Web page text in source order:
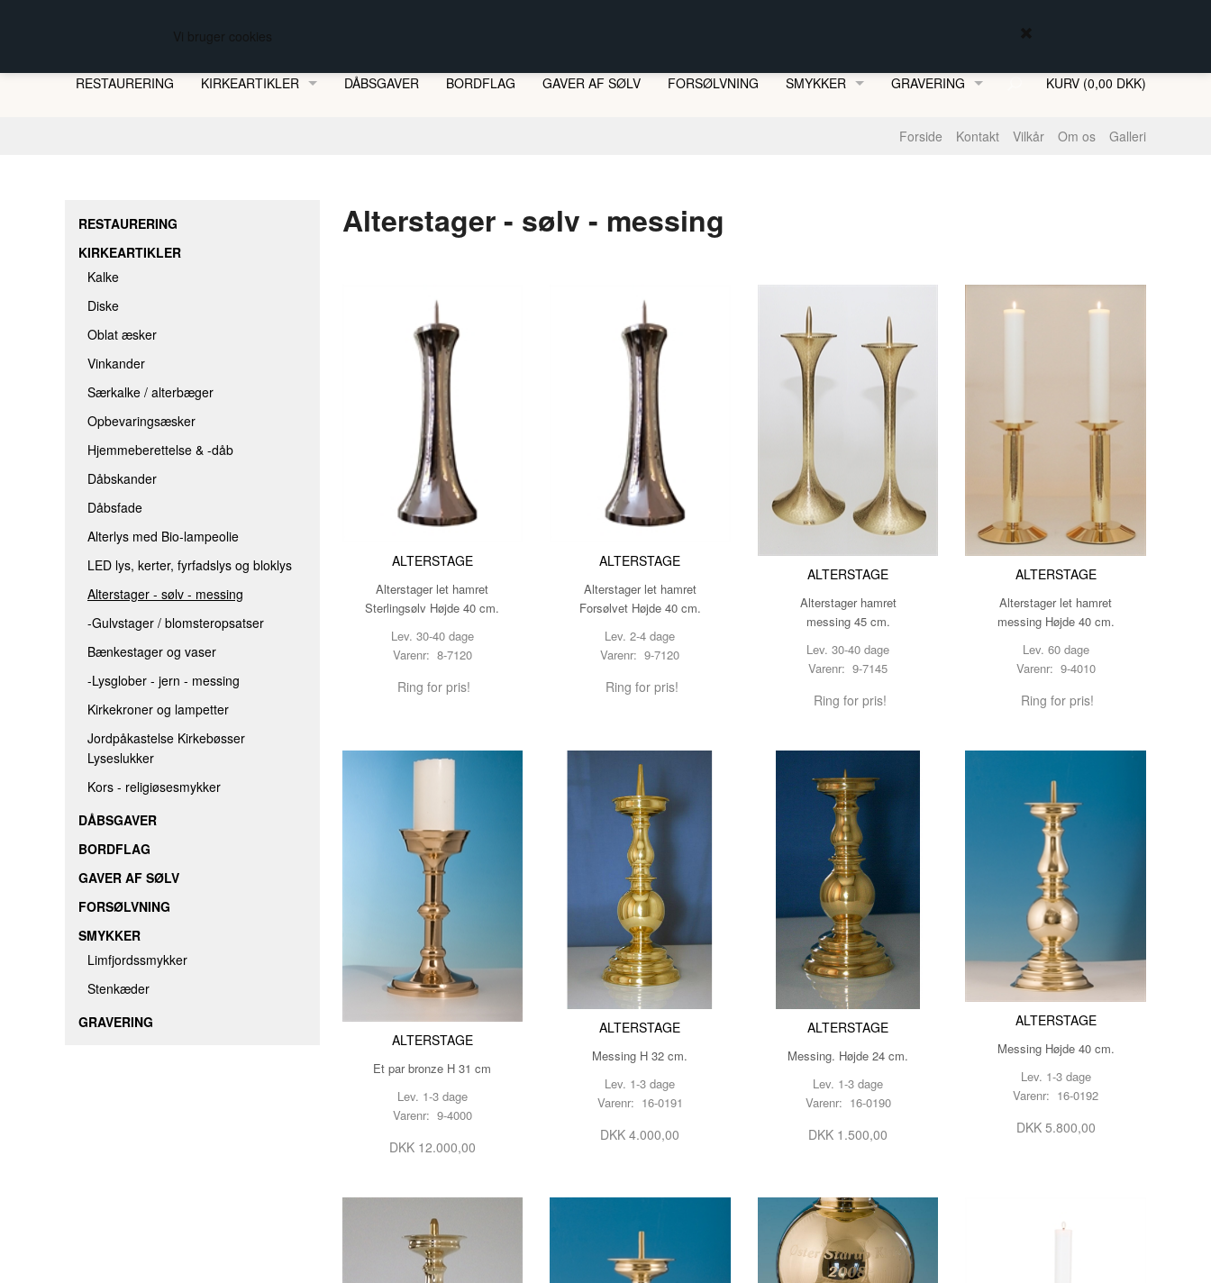
Vi bruger cookies
FREDBERG KIRKESØLVSMEDEN
RESTAURERING
KIRKEARTIKLER
ALTERLYS MED BIO-LAMPEOLIE
LED LYS, KERTER, FYRFADSLYS OG BLOKLYS
-GULVSTAGER / BLOMSTEROPSATSER
-LYSGLOBER - JERN - MESSING
KIRKEKRONER OG LAMPETTER
JORDPÅKASTELSE KIRKEBØSSER LYSESLUKKER
KORS - RELIGIØSESMYKKER
DÅBSGAVER BORDFLAG GAVER AF SØLV FORSØLVNING
SMYKKER
GRAVERING KURV (0,00 DKK)
Forside Kontakt Vilkår Om os Galleri
RESTAURERING
KIRKEARTIKLER
Kalke
Diske
Oblat æsker
Vinkander
Særkalke / alterbæger
Opbevaringsæsker
Hjemmeberettelse & -dåb
Dåbskander
Dåbsfade
Alterlys med Bio-lampeolie
LED lys, kerter, fyrfadslys og bloklys
Alterstager - sølv - messing
-Gulvstager / blomsteropsatser
Bænkestager og vaser
-Lysglober - jern - messing
Kirkekroner og lampetter
Jordpåkastelse Kirkebøsser
Lyseslukker
Kors - religiøsesmykker
DÅBSGAVER
BORDFLAG
GAVER AF SØLV
FORSØLVNING
SMYKKER
Limfjordssmykker
Stenkæder
GRAVERING
Alterstager - sølv - messing
ALTERSTAGE
Alterstager let hamret
Sterlingsølv Højde 40 cm.
Lev. 30-40 dage
Varenr: 8-7120
Ring for pris!
ALTERSTAGE
Alterstager let hamret
Forsølvet Højde 40 cm.
Lev. 2-4 dage
Varenr: 9-7120
Ring for pris!
ALTERSTAGE
Alterstager hamret
messing 45 cm.
Lev. 30-40 dage
Varenr: 9-7145
Ring for pris!
ALTERSTAGE
Alterstager let hamret
messing Højde 40 cm.
Lev. 60 dage
Varenr: 9-4010
Ring for pris!
ALTERSTAGE
Et par bronze H 31 cm
Lev. 1-3 dage
Varenr: 9-4000
DKK 12.000,00
ALTERSTAGE
Messing H 32 cm.
Lev. 1-3 dage
Varenr: 16-0191
DKK 4.000,00
ALTERSTAGE
Messing. Højde 24 cm.
Lev. 1-3 dage
Varenr: 16-0190
DKK 1.500,00
ALTERSTAGE
Messing Højde 40 cm.
Lev. 1-3 dage
Varenr: 16-0192
DKK 5.800,00